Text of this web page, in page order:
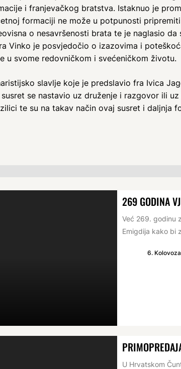
i franjevačkog bratstva. Istaknuo je
formaciji ne može u potpunosti
o nesavršenosti brata te je naglasio
Vinko je posvjedočio o izazovima i
u svome redovničkom i svećeničkom životu.
slavlje koje je predslavio fra Ivica
se nastavio uz druženje i razgovor ili
te su na takav način ovaj susret i daljnja
269 GODINA
Već 269. godinu
Emigdija kako bi
6.
U Hrvatskom